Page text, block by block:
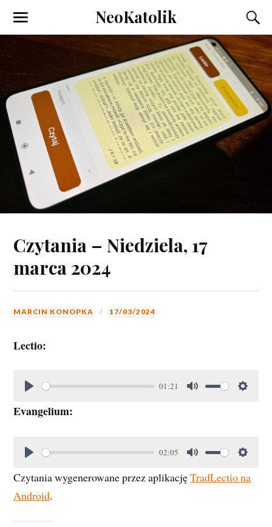
NeoKatolik
Czytania – Niedziela, 17
marca 2024
MARCIN KONOPKA 17/03/2024
Lectio:
01:21
Evangelium:
02:05
Czytania wygenerowane przez aplikacjęTradLectio na
Android.